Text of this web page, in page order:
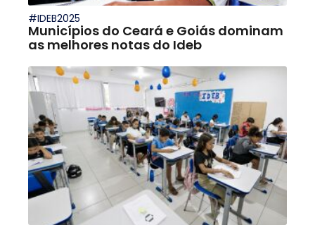
#IDEB2025
Municípios do Ceará e Goiás dominam
as melhores notas do Ideb